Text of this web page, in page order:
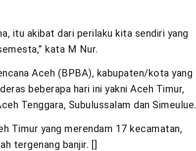
itu akibat dari perilaku kita sendiri yang
kata M Nur.
Aceh (BPBA), kabupaten/kota yang
beberapa hari ini yakni Aceh Timur,
Tenggara, Subulussalam dan Simeulue.
Timur yang merendam 17 kecamatan,
tergenang banjir. []